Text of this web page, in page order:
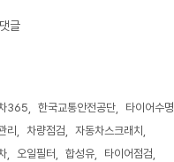
글
365 한국교통안전공단
타이어수명
리
차량점검
자동차스크래치
오일필터 합성유
타이어점검